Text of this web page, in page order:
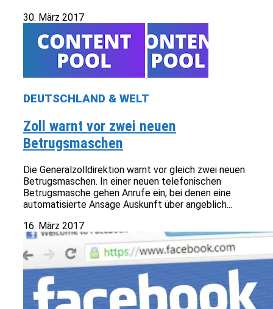
30. März 2017
DEUTSCHLAND & WELT
Zoll warnt vor zwei neuen
Betrugsmaschen
Die Generalzolldirektion warnt vor gleich zwei neuen
Betrugsmaschen. In einer neuen telefonischen
Betrugsmasche gehen Anrufe ein, bei denen eine
automatisierte Ansage Auskunft über angeblich...
16. März 2017